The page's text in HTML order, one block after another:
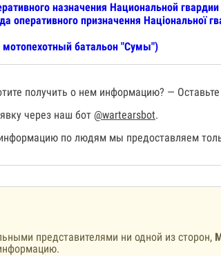
назначения Национальной
оперативного призначення Національної
батальон "Сумы")
получить о нем информацию? —
через наш бот @wartearsbot.
по людям мы предоставляем
представителями ни одной из сторон,